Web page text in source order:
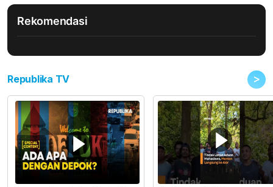
Rekomendasi
Republika TV >